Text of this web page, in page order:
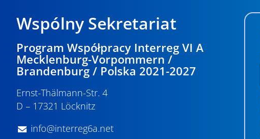
Wspólny Sekretariat
Program Współpracy Interreg VI A
Mecklenburg-Vorpommern /
Brandenburg / Polska 2021-2027
Ernst-Thälmann-Str. 4
D – 17321 Löcknitz
info@interreg6a.net